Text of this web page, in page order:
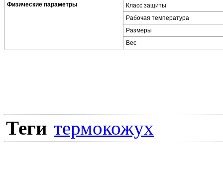
Физические параметры
Класс защиты
Рабочая температура
Размеры
Вес
Теги термокожух